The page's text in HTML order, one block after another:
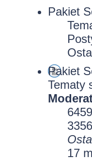
Pakiet
Pakiet
Tematy
6459
17